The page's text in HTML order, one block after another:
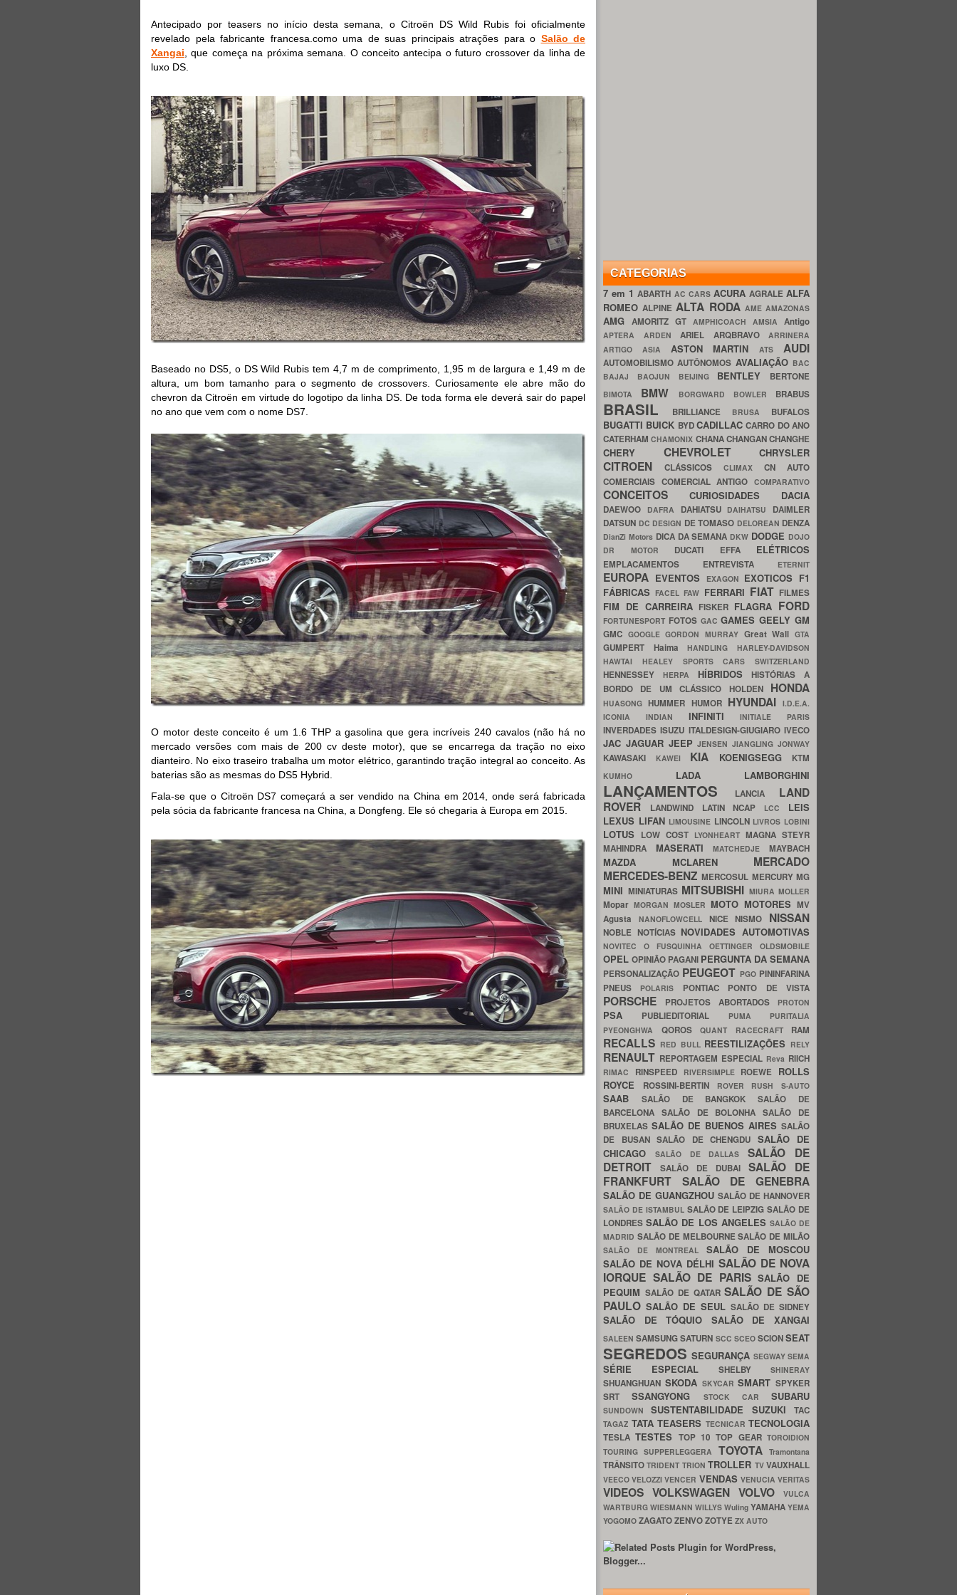
Antecipado por teasers no início desta semana, o Citroën DS Wild Rubis foi oficialmente
revelado pela fabricante francesa.como uma de suas principais atrações para o Salão de
Xangai , que começa na próxima semana. O conceito antecipa o futuro crossover da linha de
luxo DS.
Baseado no DS5, o DS Wild Rubis tem 4,7 m de comprimento, 1,95 m de largura e 1,49 m de
altura, um bom tamanho para o segmento de crossovers. Curiosamente ele abre mão do
chevron da Citroën em virtude do logotipo da linha DS. De toda forma ele deverá sair do papel
no ano que vem com o nome DS7.
O motor deste conceito é um 1.6 THP a gasolina que gera incríveis 240 cavalos (não há no
mercado versões com mais de 200 cv deste motor), que se encarrega da tração no eixo
dianteiro. No eixo traseiro trabalha um motor elétrico, garantindo tração integral ao conceito. As
baterias são as mesmas do DS5 Hybrid.
Fala-se que o Citroën DS7 começará a ser vendido na China em 2014, onde será fabricada
pela sócia da fabricante francesa na China, a Dongfeng. Ele só chegaria à Europa em 2015.
CATEGORIAS
7 em 1ABARTH AC CARS ACURA AGRALE ALFA
ROMEOALPINEALTA RODA AME AMAZONAS
AMG AMORITZ GT AMPHICOACH AMSIA Antigo
APTERA ARDEN ARIEL ARQBRAVO ARRINERA
ARTIGO ASIA ASTON MARTINATS AUDI
AUTOMOBILISMOAUTÔNOMOS AVALIAÇÃO BAC
BAJAJ BAOJUN BEIJING BENTLEY BERTONE
BIMOTA BMW BORGWARD BOWLER BRABUS
BRASIL BRILLIANCE BRUSA BUFALOS
BUGATTI BUICK BYDCADILLACCARRO DO ANO
CATERHAMCHAMONIX CHANACHANGANCHANGHE
CHERY CHEVROLET CHRYSLER
CITROEN CLÁSSICOS CLIMAX CN AUTO
COMERCIAIS COMERCIAL ANTIGOCOMPARATIVO
CONCEITOS CURIOSIDADES DACIA
DAEWOO DAFRA DAHIATSU DAIHATSU DAIMLER
DATSUN DC DESIGN DE TOMASO DELOREAN DENZA
DianZi Motors DICA DA SEMANA DKW DODGE DOJO
DR MOTOR DUCATI EFFA ELÉTRICOS
EMPLACAMENTOS ENTREVISTA ETERNIT
EUROPA EVENTOS EXAGON EXOTICOS F1
FÁBRICASFACELFAW FERRARI FIAT FILMES
FIM DE CARREIRA FISKER FLAGRA FORD
FORTUNESPORT FOTOS GACGAMESGEELYGM
GMC GOOGLEGORDON MURRAY Great WallGTA
GUMPERT HaimaHANDLINGHARLEY-DAVIDSON
HAWTAI HEALEY SPORTS CARS SWITZERLAND
HENNESSEY HERPA HÍBRIDOSHISTÓRIAS A
BORDO DE UM CLÁSSICO HOLDEN HONDA
HUASONGHUMMER HUMOR HYUNDAI I.D.E.A.
ICONIA INDIAN INFINITIINITIALE PARIS
INVERDADESISUZU ITALDESIGN-GIUGIAROIVECO
JAC JAGUAR JEEPJENSENJIANGLINGJONWAY
KAWASAKI KAWEI KIA KOENIGSEGG KTM
KUMHO LADA LAMBORGHINI
LANÇAMENTOS LANCIA LAND
ROVER
LANDWIND LATIN NCAP LCC LEIS
LEXUS LIFAN LIMOUSINE LINCOLN LIVROS LOBINI
LOTUS LOW COST LYONHEART MAGNA STEYR
MAHINDRA MASERATIMATCHEDJEMAYBACH
MAZDA MCLAREN MERCADO
MERCEDES-BENZMERCOSUL MERCURYMG
MINI MINIATURAS MITSUBISHI MIURA MOLLER
Mopar MORGAN MOSLER MOTO MOTORES MV
Agusta NANOFLOWCELL NICENISMO NISSAN
NOBLE NOTÍCIAS NOVIDADES AUTOMOTIVAS
NOVITEC O FUSQUINHA OETTINGER OLDSMOBILE
OPEL OPINIÃO PAGANI PERGUNTA DA SEMANA
PERSONALIZAÇÃO PEUGEOT PGO PININFARINA
PNEUS
POLARIS PONTIAC PONTO DE VISTA
PORSCHE PROJETOS ABORTADOS PROTON
PSA PUBLIEDITORIAL PUMA PURITALIA
PYEONGHWA QOROS QUANT RACECRAFT RAM
RECALLS RED BULL REESTILIZAÇÕES RELY
RENAULT REPORTAGEM ESPECIAL Reva RIICH
RIMAC RINSPEED RIVERSIMPLE ROEWE ROLLS
ROYCE
ROSSINI-BERTIN ROVER RUSH S-AUTO
SAAB SALÃO DE BANGKOKSALÃO DE
BARCELONA SALÃO DE BOLONHASALÃO DE
BRUXELAS SALÃO DE BUENOS AIRES SALÃO
DE BUSAN SALÃO DE CHENGDU SALÃO DE
CHICAGO
SALÃO DE DALLASSALÃO DE
DETROIT
SALÃO DE DUBAI SALÃO DE
FRANKFURT SALÃO DE GENEBRA
SALÃO DE GUANGZHOU SALÃO DE HANNOVER
SALÃO DE ISTAMBUL SALÃO DE LEIPZIGSALÃO DE
LONDRESSALÃO DE LOS ANGELES SALÃO DE
MADRID SALÃO DE MELBOURNESALÃO DE MILÃO
SALÃO DE MONTREAL SALÃO DE MOSCOU
SALÃO DE NOVA DÉLHI SALÃO DE NOVA
IORQUE SALÃO DE PARISSALÃO DE
PEQUIM SALÃO DE QATARSALÃO DE SÃO
PAULO SALÃO DE SEUL SALÃO DE SIDNEY
SALÃO DE TÓQUIO SALÃO DE XANGAI
SALEENSAMSUNGSATURN SCC SCEO SCIONSEAT
SEGREDOSSEGURANÇA SEGWAYSEMA
SÉRIE ESPECIAL SHELBY SHINERAY
SHUANGHUAN SKODA SKYCARSMART SPYKER
SRTSSANGYONG STOCK CAR SUBARU
SUNDOWNSUSTENTABILIDADE SUZUKITAC
TAGAZ TATA TEASERS TECNICAR TECNOLOGIA
TESLATESTES TOP 10TOP GEARTOROIDION
TOURING SUPPERLEGGERA TOYOTATramontana
TRÂNSITOTRIDENT TRIONTROLLER TVVAUXHALL
VEECOVELOZZIVENCER VENDAS VENUCIAVERITAS
VIDEOS VOLKSWAGEN VOLVO
VULCA
WARTBURG WIESMANN WILLYS Wuling YAMAHA YEMA
YOGOMO ZAGATOZENVOZOTYE ZX AUTO